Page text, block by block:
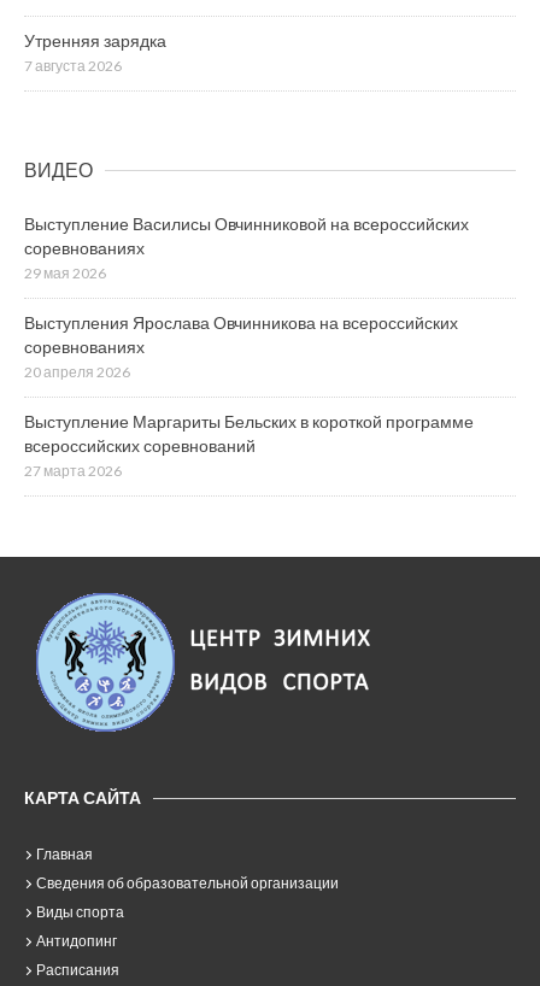
Утренняя зарядка
7 августа 2026
ВИДЕО
Выступление Василисы Овчинниковой на всероссийских
соревнованиях
29 мая 2026
Выступления Ярослава Овчинникова на всероссийских
соревнованиях
20 апреля 2026
Выступление Маргариты Бельских в короткой программе
всероссийских соревнований
27 марта 2026
КАРТА САЙТА
Главная
Сведения об образовательной организации
Виды спорта
Антидопинг
Расписания